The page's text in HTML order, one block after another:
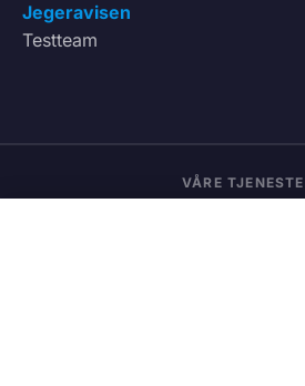
Jegeravisen
Testteam
VÅRE